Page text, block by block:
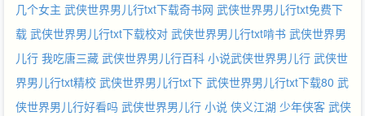
几个女主 武侠世界男儿行txt下载奇书网 武侠世界男儿行txt免费下
载 武侠世界男儿行txt下载校对 武侠世界男儿行txt啃书 武侠世界男
儿行 我吃唐三藏 武侠世界男儿行百科 小说武侠世界男儿行 武侠世
界男儿行txt精校 武侠世界男儿行txt下 武侠世界男儿行txt下载80 武
侠世界男儿行好看吗 武侠世界男儿行 小说 侠义江湖 少年侠客 武侠